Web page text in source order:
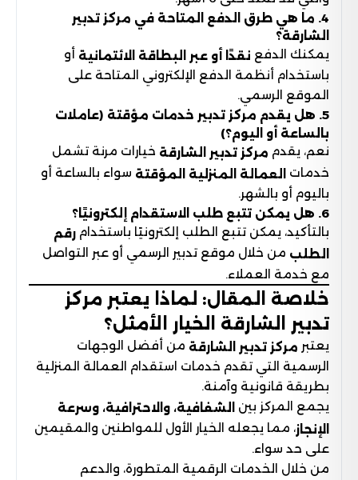
4. ما هي طرق الدفع المتاحة في مركز تدبير
الشارقة؟
يمكنك الدفع نقدًا أو عبر البطاقة الائتمانية أو
باستخدام أنظمة الدفع الإلكتروني المتاحة على
الموقع الرسمي.
5. هل يقدم مركز تدبير خدمات مؤقتة (عاملات
بالساعة أو اليوم؟)
نعم، يقدم مركز تدبير الشارقة خيارات مرنة تشمل
خدمات
العمالة المنزلية المؤقتة سواء بالساعة أو
باليوم أو بالشهر.
6. هل يمكن تتبع طلب الاستقدام إلكترونيًا؟
بالتأكيد، يمكن تتبع الطلب إلكترونيًا باستخدام رقم
الطلب من خلال موقع تدبير الرسمي أو عبر التواصل
مع خدمة العملاء.
خلاصة المقال: لماذا يعتبر مركز
تدبير الشارقة الخيار الأمثل؟
يعتبر مركز تدبير الشارقة من أفضل الوجهات
الرسمية التي تقدم خدمات استقدام العمالة المنزلية
بطريقة قانونية وآمنة.
يجمع المركز بين
الشفافية، والاحترافية، وسرعة
الإنجاز، مما يجعله الخيار الأول للمواطنين والمقيمين
على حد سواء.
من خلال الخدمات الرقمية المتطورة، والدعم